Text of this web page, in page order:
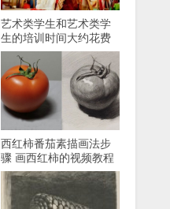
艺术类学生和艺术类学
生的培训时间大约花费
多少？
西红柿番茄素描画法步
骤 画西红柿的视频教程